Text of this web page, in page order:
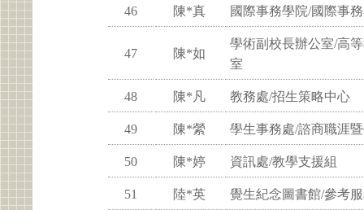
46 陳*真 國際事務學院/國際事
47 陳*如
學術副校長辦公室/高
室
48 陳*凡 教務處/招生策略中心
49 陳*縈 學生事務處/諮商職涯
50 陳*婷 資訊處/教學支援組
51 陸*英 覺生紀念圖書館/參考